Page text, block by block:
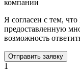
компании
Я согласен с тем,
предоставленную
возможность
1